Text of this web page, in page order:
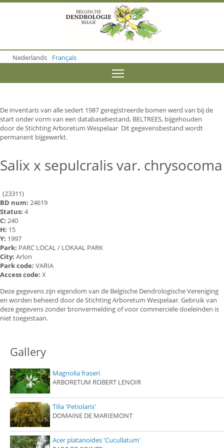
o
m
o
n
t
e
n
Nederlands Français
De inventaris van alle sedert 1987 geregistreerde bomen werd van bij de
start onder vorm van een databasebestand, BELTREES, bijgehouden
door de Stichting Arboretum Wespelaar Dit gegevensbestand wordt
permanent bijgewerkt.
Salix x sepulcralis var. chrysocoma
(23311)
BD num: 24619
Status: 4
C: 240
H: 15
Y: 1997
Park: PARC LOCAL / LOKAAL PARK
City: Arlon
Park code: VARIA
Access code: X
Deze gegevens zijn eigendom van de Belgische Dendrologische Vereniging
en worden beheerd door de Stichting Arboretum Wespelaar. Gebruik van
deze gegevens zonder bronvermelding of voor commerciële doeleinden is
niet toegestaan.
Gallery
Magnolia fraseri
ARBORETUM ROBERT LENOIR
Tilia 'Petiolaris'
DOMAINE DE MARIEMONT
Acer platanoides 'Cucullatum'